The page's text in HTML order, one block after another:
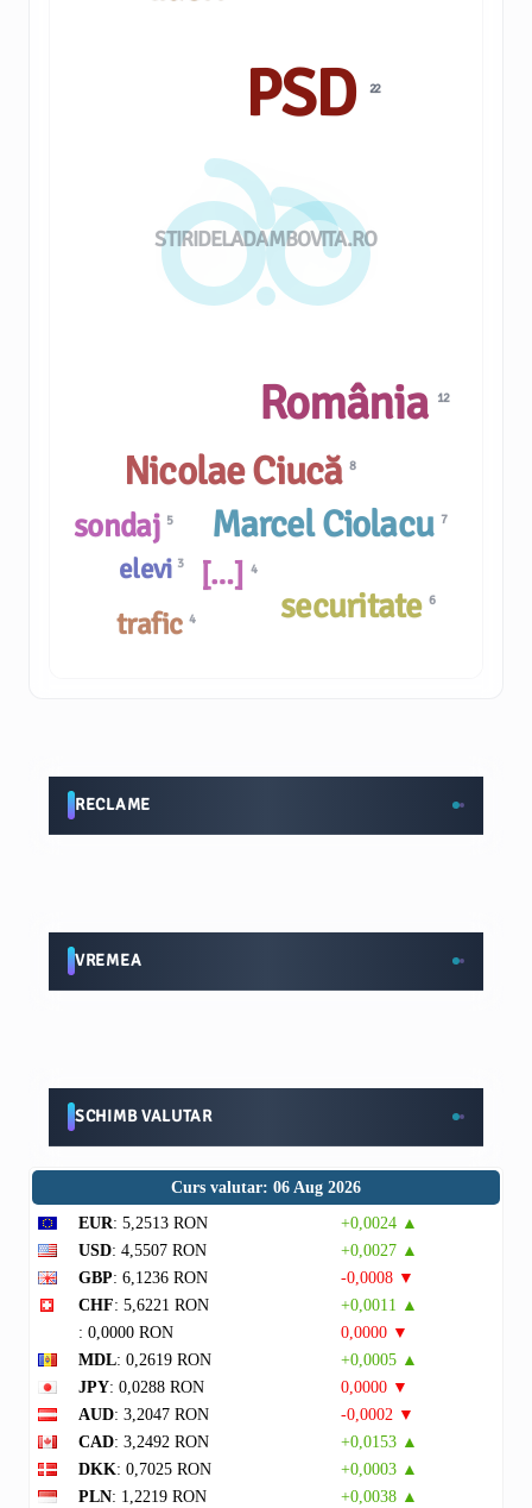
STIRIDELADAMBOVITA.RO
[…] 4
Marcel Ciolacu7
România 12
trafic 4
elevi 3
Nicolae Ciucă8
sondaj 5
PSD 22
securitate6
RECLAME
VREMEA
SCHIMB VALUTAR
Curs valutar: 06 Aug 2026
EUR: 5,2513 RON
+0,0024 ▲
USD: 4,5507 RON
+0,0027 ▲
GBP: 6,1236 RON
-0,0008 ▼
CHF: 5,6221 RON
+0,0011 ▲
: 0,0000 RON
0,0000 ▼
MDL: 0,2619 RON
+0,0005 ▲
JPY: 0,0288 RON
0,0000 ▼
AUD: 3,2047 RON
-0,0002 ▼
CAD: 3,2492 RON
+0,0153 ▲
DKK: 0,7025 RON
+0,0003 ▲
PLN: 1,2219 RON
+0,0038 ▲